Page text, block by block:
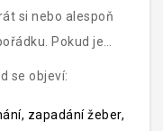
si nebo alespoň
Pokud je
ani po podání
se objeví:
zapadání žeber,